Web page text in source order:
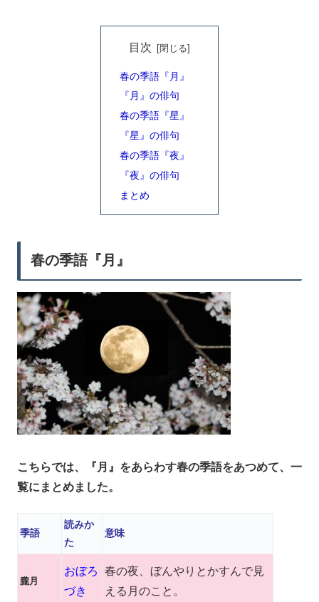
目次
春の季語『月』
『月』の俳句
春の季語『星』
『星』の俳句
春の季語『夜』
『夜』の俳句
まとめ
春の季語『月』
こちらでは、『月』をあらわす春の季語をあつめて、一
覧にまとめました。
季語
読みか
た
意味
朧月
おぼろ
づき
春の夜、ぼんやりとかすんで見
える月のこと。